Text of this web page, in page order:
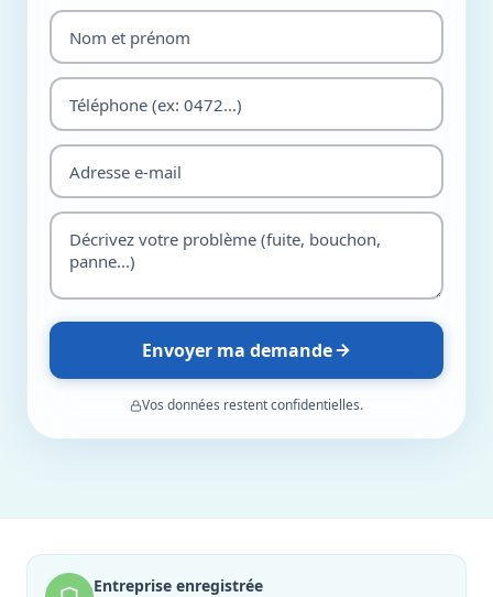
Envoyer ma demande
Vos données restent confidentielles.
Entreprise enregistrée